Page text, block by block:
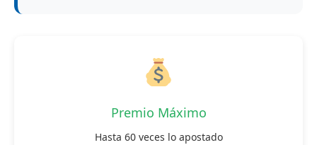
Premio Máximo
Hasta 60 veces lo apostado